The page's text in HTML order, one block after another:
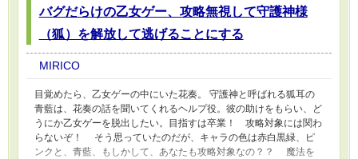
等もお知らせくださりありがとうございます。修正します。
バグだらけの乙女ゲー、攻略無視して守護神様
（狐）を解放して逃げることにする
MIRICO
目覚めたら、乙女ゲーの中にいた花奏。 守護神と呼ばれる狐耳の
青藍は、花奏の話を聞いてくれるヘルプ役。彼の助けをもらい、ど
うにか乙女ゲーを脱出したい。目指すは卒業！ 攻略対象には関わ
らないぞ！ そう思っていたのだが、キャラの色は赤白黒緑、ピ
ンクと、青藍、もしかして、あなたも攻略対象なの？？ 魔法を